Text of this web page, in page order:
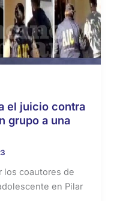
el juicio contra
grupo a una
los coautores de
en Pilar